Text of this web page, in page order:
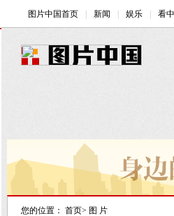
您的位置： 首页> 图 片